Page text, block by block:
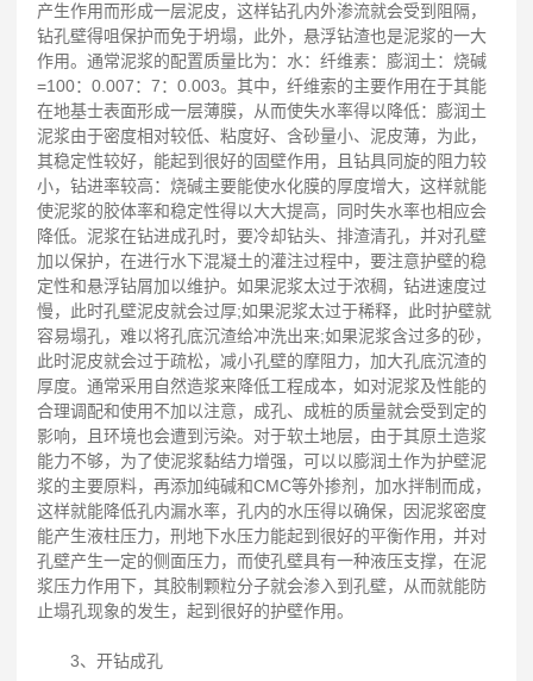
产生作用而形成一层泥皮，这样钻孔内外渗流就会受到阻隔，
钻孔壁得咀保护而免于坍塌，此外，悬浮钻渣也是泥浆的一大
作用。通常泥浆的配置质量比为：水：纤维素：膨润土：烧碱
=100：0.007：7：0.003。其中，纤维索的主要作用在于其能
在地基士表面形成一层薄膜，从而使失水率得以降低：膨润土
泥浆由于密度相对较低、粘度好、含砂量小、泥皮薄，为此，
其稳定性较好，能起到很好的固壁作用，且钻具同旋的阻力较
小，钻进率较高：烧碱主要能使水化膜的厚度增大，这样就能
使泥浆的胶体率和稳定性得以大大提高，同时失水率也相应会
降低。泥浆在钻进成孔时，要冷却钻头、排渣清孔，并对孔壁
加以保护，在进行水下混凝土的灌注过程中，要注意护壁的稳
定性和悬浮钻屑加以维护。如果泥浆太过于浓稠，钻进速度过
慢，此时孔壁泥皮就会过厚;如果泥浆太过于稀释，此时护壁就
容易塌孔，难以将孔底沉渣给冲洗出来;如果泥浆含过多的砂，
此时泥皮就会过于疏松，减小孔壁的摩阻力，加大孔底沉渣的
厚度。通常采用自然造浆来降低工程成本，如对泥浆及性能的
合理调配和使用不加以注意，成孔、成桩的质量就会受到定的
影响，且环境也会遭到污染。对于软土地层，由于其原土造浆
能力不够，为了使泥浆黏结力增强，可以以膨润土作为护壁泥
浆的主要原料，再添加纯碱和CMC等外掺剂，加水拌制而成，
这样就能降低孔内漏水率，孔内的水压得以确保，因泥浆密度
能产生液柱压力，刑地下水压力能起到很好的平衡作用，并对
孔壁产生一定的侧面压力，而使孔壁具有一种液压支撑，在泥
浆压力作用下，其胶制颗粒分子就会渗入到孔壁，从而就能防
止塌孔现象的发生，起到很好的护壁作用。
3、开钻成孔